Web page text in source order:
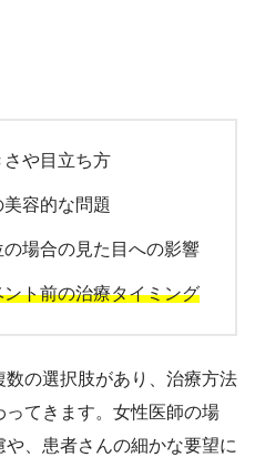
さや目立ち方
容的な問題
場合の見た目への影響
ト前の治療タイミング
の選択肢があり、治療方法
てきます。女性医師の場
、患者さんの細かな要望に